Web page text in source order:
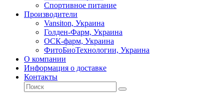
Спортивное питание
Производители
Vansiton, Украина
Голден-Фарм, Украина
ОСК-фарм, Украина
ФитоБиоТехнологии, Украина
О компании
Информация о доставке
Контакты